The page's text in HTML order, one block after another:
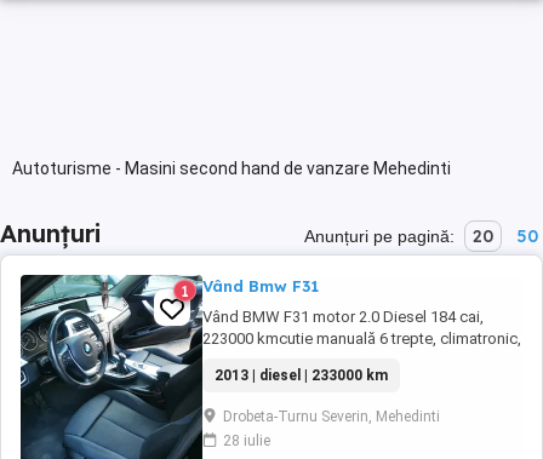
Autoturisme - Masini second hand de vanzare Mehedinti
Anunțuri Anunțuri pe pagină: 20 50
1 Vând Bmw F31
Vând BMW F31 motor 2.0 Diesel 184 cai,
223000 kmcutie manuală 6 trepte, climatronic,
hedap ul display, senzori ploaie, lumini,
senzori parcare față spate cu afișare pe
display, navigație prin satelit actualizata la zi,
haion electric și multe altele dotări. ...
2013 | diesel | 233000 km
Drobeta-Turnu Severin, Mehedinti
28 iulie